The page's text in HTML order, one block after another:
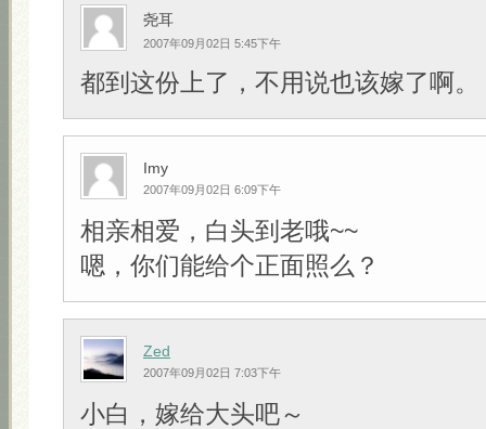
尧耳
2007年09月02日 5:45下午
都到这份上了，不用说也该嫁了啊。
Imy
2007年09月02日 6:09下午
相亲相爱，白头到老哦~~
嗯，你们能给个正面照么？
Zed
2007年09月02日 7:03下午
小白，嫁给大头吧～